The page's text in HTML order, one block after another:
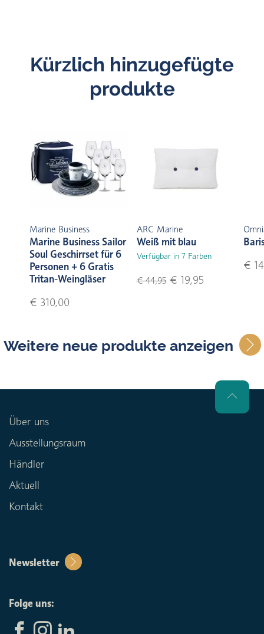
Kürzlich hinzugefügte
produkte
Marine Business
Marine Business Sailor
Soul Geschirrset für 6
Personen + 6 Gratis
Tritan-Weingläser
€ 310,00
ARC Marine
Weiß mit blau
Verfügbar in 7 Farben
€ 44,95€ 19,95
€
Weitere neue produkte anzeigen
Über uns
Ausstellungsraum
Händler
Aktuell
Kontakt
Newsletter
Folge uns: